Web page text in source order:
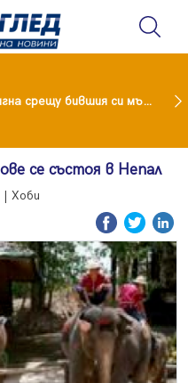
Глория изригна срещу бившия си мъж: Беше със 120-килограмова жена! Искаше бърза печалба...
се състоя в Непал
Хоби